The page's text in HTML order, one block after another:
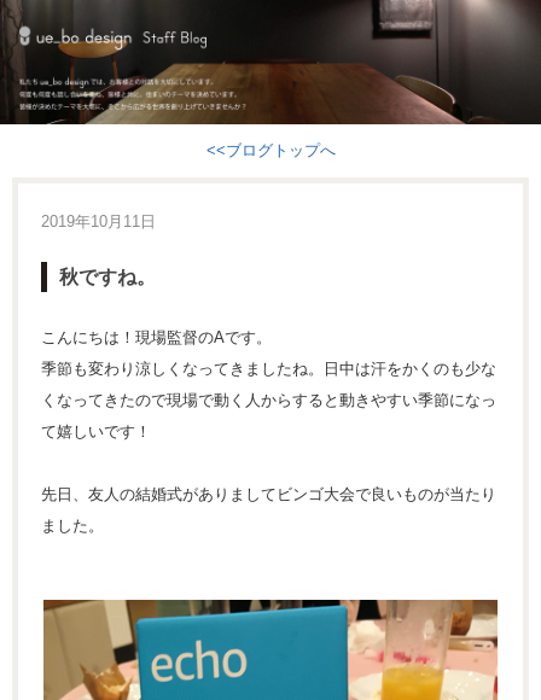
<<ブログトップへ
2019年10月11日
秋ですね。
こんにちは！現場監督のAです。
季節も変わり涼しくなってきましたね。日中は汗をかくのも少な
くなってきたので現場で動く人からすると動きやすい季節になっ
て嬉しいです！
先日、友人の結婚式がありましてビンゴ大会で良いものが当たり
ました。